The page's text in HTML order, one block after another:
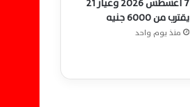
يقترب من 6000 جنيه
منذ يوم واحد